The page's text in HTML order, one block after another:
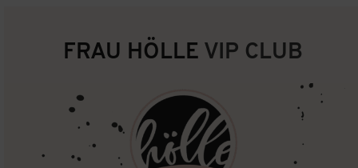
FRAU HÖLLE VIP CLUB